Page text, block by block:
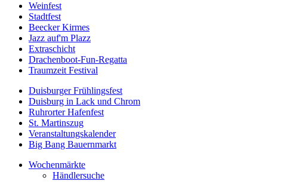
Weinfest
Stadtfest
Beecker Kirmes
Jazz auf'm Plazz
Extraschicht
Drachenboot-Fun-Regatta
Traumzeit Festival
Duisburger Frühlingsfest
Duisburg in Lack und Chrom
Ruhrorter Hafenfest
St. Martinszug
Veranstaltungskalender
Big Bang Bauernmarkt
Wochenmärkte
Händlersuche